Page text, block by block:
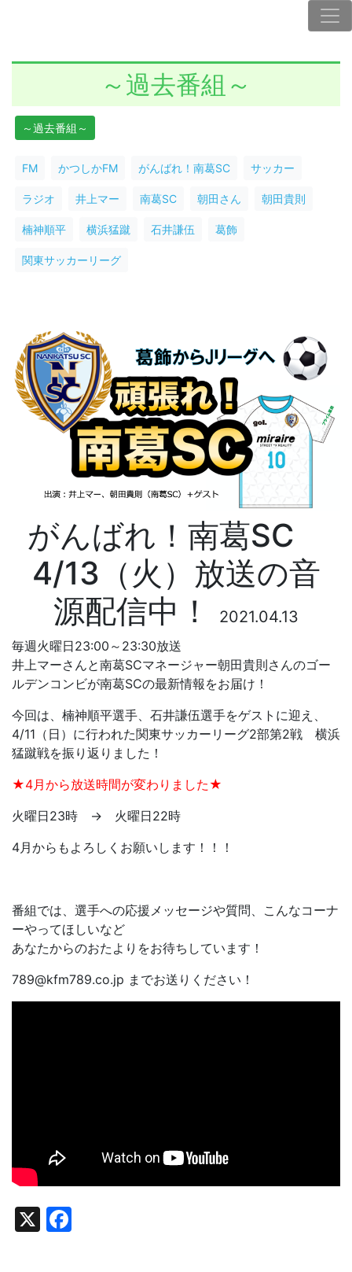
～過去番組～
～過去番組～
FM かつしかFM がんばれ！南葛SC サッカー
ラジオ 井上マー 南葛SC 朝田さん 朝田貴則
楠神順平 横浜猛蹴 石井謙伍 葛飾
関東サッカーリーグ
がんばれ！南葛SC
4/13（火）放送の音
源配信中！
2021.04.13
毎週火曜日23:00～23:30放送
井上マーさんと南葛SCマネージャー朝田貴則さんのゴー
ルデンコンビが南葛SCの最新情報をお届け！
今回は、楠神順平選手、石井謙伍選手をゲストに迎え、
4/11（日）に行われた関東サッカーリーグ2部第2戦 横浜
猛蹴戦を振り返りました！
★4月から放送時間が変わりました★
火曜日23時 → 火曜日22時
4月からもよろしくお願いします！！！
番組では、選手への応援メッセージや質問、こんなコーナ
ーやってほしいなど
あなたからのおたよりをお待ちしています！
789@kfm789.co.jp までお送りください！
X